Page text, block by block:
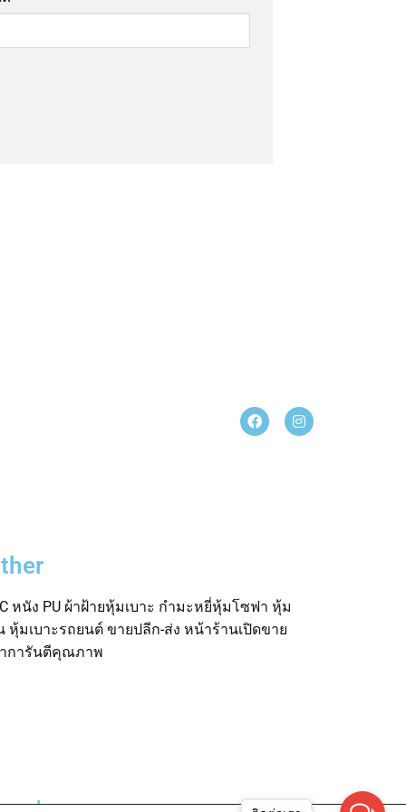
หนัง PU ผ้าฝ้ายหุ้มเบาะ กำมะหยี่หุ้มโซฟา หุ้ม
หุ้มเบาะรถยนต์ ขายปลีก-ส่ง หน้าร้านเปิดขาย
การันตีคุณภาพ